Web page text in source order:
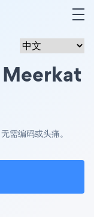
Meerkat
需编码或头痛。